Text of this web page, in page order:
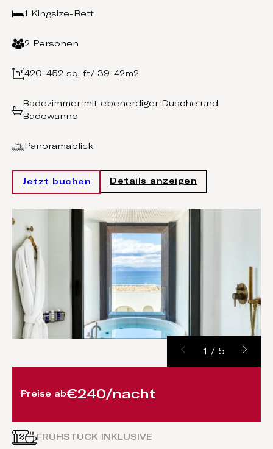
1 Kingsize-Bett
2 Personen
420-452 sq. ft/ 39-42m2
Badezimmer mit ebenerdiger Dusche und
Badewanne
Panoramablick
Jetzt buchen Details anzeigen
FRÜHSTÜCK INKLUSIVE
1 / 5
Preise ab€240/nacht